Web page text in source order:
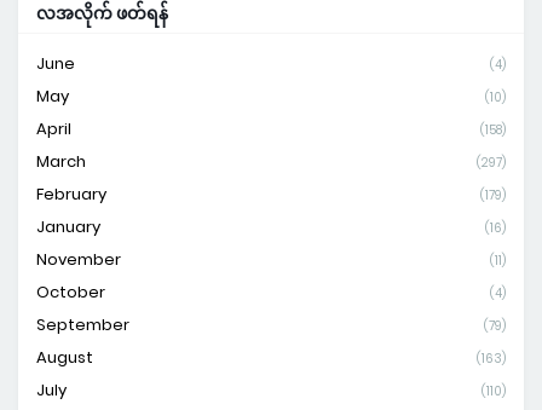
လအလိုက် ဖတ်ရန်
June (4)
May (10)
April (158)
March (297)
February (179)
January (16)
November (11)
October (4)
September (79)
August (163)
July (110)